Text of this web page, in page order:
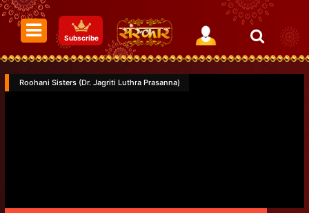
Subscribe
Roohani Sisters (Dr. Jagriti Luthra Prasanna)